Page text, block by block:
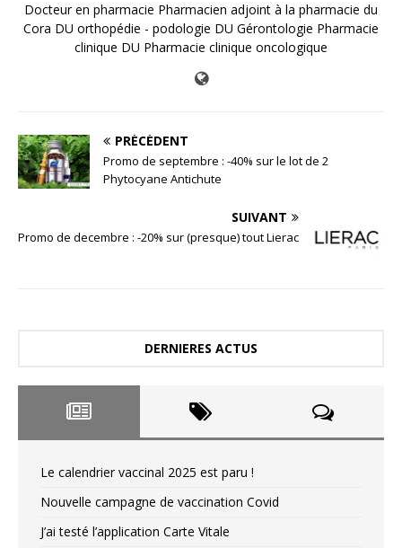
Docteur en pharmacie Pharmacien adjoint à la pharmacie du
Cora DU orthopédie - podologie DU Gérontologie Pharmacie
clinique DU Pharmacie clinique oncologique
PRÉCÉDENT
Promo de septembre : -40% sur le lot de 2
Phytocyane Antichute
SUIVANT
Promo de decembre : -20% sur (presque) tout Lierac
DERNIERES ACTUS
Le calendrier vaccinal 2025 est paru !
Nouvelle campagne de vaccination Covid
J’ai testé l’application Carte Vitale